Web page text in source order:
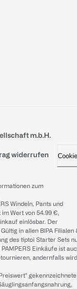
m.b.H.
widerrufen
zum
Windeln, Pants und
Wert von 54.99 €,
einlösbar. Der
in allen BIPA Filialen
des tiptoi Starter Sets
Einkäufe ist
andernfalls wird
gekennzeichnete